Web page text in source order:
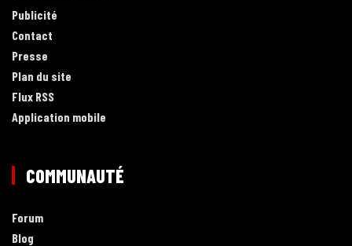
Publicité
Contact
Presse
Plan du site
Flux RSS
Application mobile
COMMUNAUTÉ
Forum
Blog